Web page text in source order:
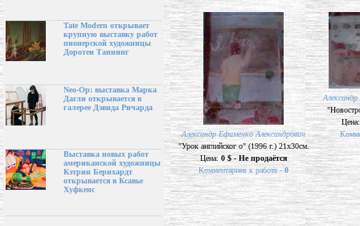
Tate Modern открывает
крупную выставку работ
пионерской художницы
Доротеи Таннинг
Neo-Op: выставка Марка
Дагли открывается в
галерее Дэвида Ричарда
Выставка новых работ
американской художницы
Кэтрин Бернхардт
открывается в Ксавье
Хуфкенс
Александр Ефименко Александрович
"Урок английског о" (1996 г.) 21х30см.
Цена:0 $ - Не продаётся
Комментариев к работе -0